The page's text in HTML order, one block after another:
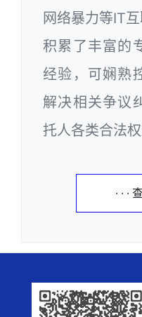
网络暴力等IT
积累了丰富的
经验，可娴熟
解决相关争议
托人各类合法权
· · ·